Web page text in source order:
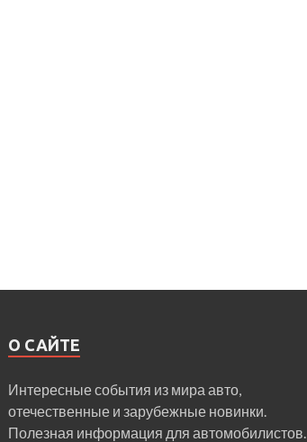
О САЙТЕ
Интересные события из мира авто,
отечественные и зарубежные новинки.
Полезная информация для автомобилистов.